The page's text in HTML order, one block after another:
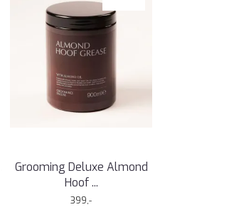
Grooming Deluxe Almond
Hoof ...
399,-